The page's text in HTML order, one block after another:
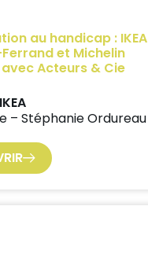
au handicap : IKEA
et Michelin
avec Acteurs & Cie
– Stéphanie Ordureau